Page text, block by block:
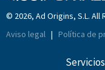
© 2026, Ad Origins, S.L. All
Aviso legal | Política de